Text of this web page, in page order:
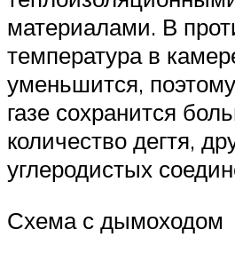
материалами. В
температура в
уменьшится,
газе сохранится
количество дегтя,
углеродистых
Схема с дымоходом